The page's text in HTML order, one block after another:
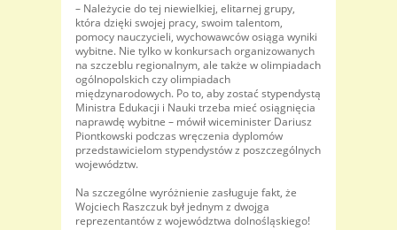
– Należycie do tej niewielkiej, elitarnej grupy,
która dzięki swojej pracy, swoim talentom,
pomocy nauczycieli, wychowawców osiąga wyniki
wybitne. Nie tylko w konkursach organizowanych
na szczeblu regionalnym, ale także w olimpiadach
ogólnopolskich czy olimpiadach
międzynarodowych. Po to, aby zostać stypendystą
Ministra Edukacji i Nauki trzeba mieć osiągnięcia
naprawdę wybitne – mówił wiceminister Dariusz
Piontkowski podczas wręczenia dyplomów
przedstawicielom stypendystów z poszczególnych
województw.
Na szczególne wyróżnienie zasługuje fakt, że
Wojciech Raszczuk był jednym z dwojga
reprezentantów z województwa dolnośląskiego!